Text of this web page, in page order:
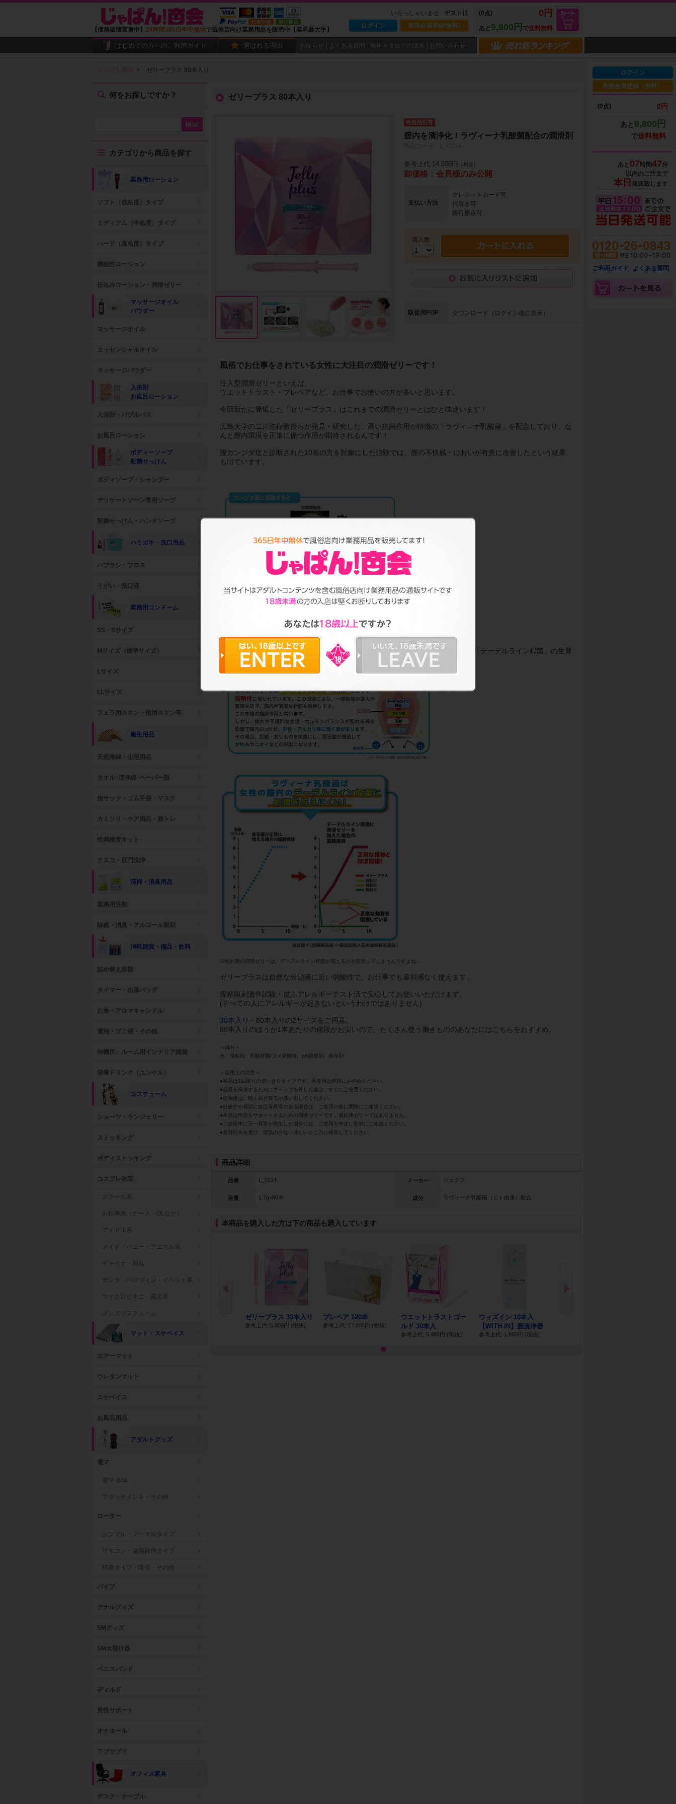
【価格破壊宣言中】 24時間365日年中無休で風俗店向け業務用品を販売中【業界最大手】
(0点) 0円
あと 9,800円 で送料無料
いらっしゃいませ ゲスト 様
ログイン
新規会員登録(無料)
はじめての方へのご利用ガイド 選ばれる理由 お知らせ よくある質問 無料カタログの請求 お問い合わせ
ログイン
新規会員登録（無料）
(0点) 0円
あと 9,800円
で送料無料
あと 07 時間47分
以内のご注文で
本日 発送致します
ご利用ガイド よくある質問
ゼリープラス 80本入り
何をお探しですか？
カテゴリから商品を探す
業務用ローション
ソフト（低粘度）タイプ
ミディアム（中粘度）タイプ
ハード（高粘度）タイプ
機能性ローション
仕込みローション・潤滑ゼリー
マッサージオイル
パウダー
マッサージオイル
エッセンシャルオイル
マッサージパウダー
入浴剤
お風呂ローション
入浴剤・バブルバス
お風呂ローション
ボディーソープ
殺菌せっけん
ボディソープ・シャンプー
デリケートゾーン専用ソープ
殺菌せっけん・ハンドソープ
ハミガキ・洗口用品
ハブラシ・フロス
うがい・洗口液
業務用コンドーム
SS・Sサイズ
Mサイズ（標準サイズ）
Lサイズ
LLサイズ
フェラ用スキン・指用スキン等
衛生用品
天然海綿・生理用品
タオル･清浄綿･ペーパー類
指サック・ゴム手袋・マスク
カミソリ・ケア用品・膣トレ
性病検査キット
クスコ・肛門洗浄
清掃・消臭用品
業務用洗剤
除菌・消臭・アルコール製剤
消耗雑貨・備品・飲料
詰め替え容器
タイマー・出張バッグ
お香・アロマキャンドル
電池・ゴミ袋・その他
待機所・ルーム用インテリア雑貨
栄養ドリンク（ユンケル）
コスチューム
ショーツ・ランジェリー
ストッキング
ボディストッキング
コスプレ衣装
スクール系
お仕事系（ナース・OLなど）
アイドル系
メイド・バニー・アニマル系
チャイナ・和風
サンタ・ハロウィン・イベント系
マイクロビキニ・露出系
メンズコスチューム
マット・スケベイス
エアーマット
ウレタンマット
スケベイス
お風呂用品
アダルトグッズ
電マ
電マ 本体
アタッチメント・その他
ローター
シンプル・ノーマルタイプ
リモコン・遠隔操作タイプ
特殊タイプ・吸引・その他
バイブ
アナルグッズ
SMグッズ
SM大型什器
ペニスバンド
ディルド
男性サポート
オナホール
ラブサプリ
オフィス家具
デスク・テーブル
ゼリープラス 80本入り
膣内を清浄化！ラヴィーナ乳酸菌配合の潤滑剤
参考上代 14,800円 （税抜）
卸価格：会員様のみ公開
支払い方法
クレジットカード可
代引き可
銀行振込可
購入数
販促用POP ダウンロード（ログイン後に表示）
風俗でお仕事をされている女性に大注目の潤滑ゼリーです！
注入型潤滑ゼリーといえば、
ウエットトラスト・プレペアなど、お仕事でお使いの方が多いと思います。
今回新たに登場した「ゼリープラス」はこれまでの潤滑ゼリーとはひと味違います！
広島大学の二川浩樹教授らが発見・研究した、高い抗菌作用が特徴の「ラヴィ―ナ乳酸菌」を配合しており、な
んと膣内環境を正常に保つ作用が期待されるんです！
膣カンジダ症と診断された10名の方を対象にした治験では、膣の不快感・においが有意に改善したという結果
も出ています。
また、ラヴィ―ナ乳酸菌を配合する「ゼリープラス」は、膣内の自浄作用を持つ「デーデルライン桿菌」の生育
を邪魔しません。
※他社製の潤滑ゼリーは、デーデルライン桿菌が増えるのを阻害してしまうんですよね…
ゼリープラスは自然な分泌液に近い弱酸性で、お仕事でも違和感なく使えます。
膣粘膜刺激性試験・皮ふアレルギーテスト済で安心してお使いいただけます。
(すべての人にアレルギーが起きないというわけではありません)
30本入り
・80本入りの2サイズをご用意。
80本入りのほうが1本あたりの値段がお安いので、たくさん使う働きもののあなたにはこちらをおすすめ。
＜成分＞
水、増粘剤、乳酸桿菌/コメ発酵物、pH調整剤、保存剤
＜使用上の注意＞
●本品は1回限りの使いきりタイプです。再使用は絶対におやめください。
●品質を保持するためにキャップを外した後は、すぐにご使用ください。
●使用後は、軽く拭き取るか洗い流してください。
●妊娠中や局部に炎症等異常のある場合は、ご使用の前に医師にご相談ください。
●本品は性交をサポートするための潤滑ゼリーです。避妊用ゼリーではありません。
●ご使用中に万一異常が発生した場合には、ご使用を中止し医師にご相談ください。
●直射日光を避け、湿気の少ない涼しいところに保管してください。
商品詳細
品番 L_0214 メーカー ジェクス
容量 1.7g×80本 成分 ラヴィーナ乳酸菌（ヒト由来）配合
本商品を購入した方は下の商品も購入しています
ev
io
プレペア 30本
参考上代: 3,680円
参考上代: 36,954円
ゼリープラス 30本入り
参考上代: 5,800円 (税抜)
プレペア 120本
参考上代: 12,800円 (税抜)
ウエットトラストゴー
ルド 30本入
参考上代: 5,480円 (税抜)
ウィズイン 10本入
【WITH IN】膣洗浄器
参考上代: 1,980円 (税抜)
ex
1